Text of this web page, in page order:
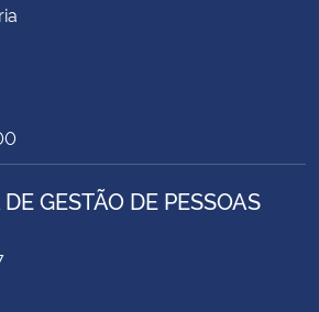
GESTÃO DE PESSOAS